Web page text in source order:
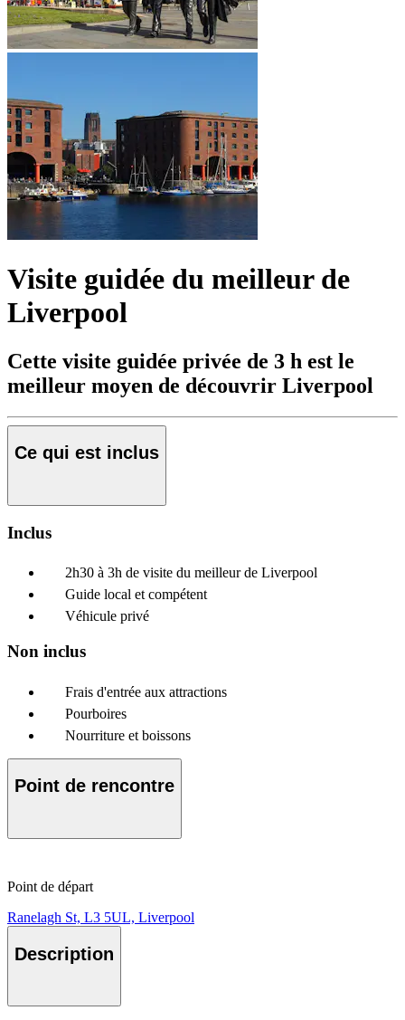
Visite guidée du meilleur de
Liverpool
Cette visite guidée privée de 3 h est le
meilleur moyen de découvrir Liverpool
Ce qui est inclus
Inclus
2h30 à 3h de visite du meilleur de Liverpool
Guide local et compétent
Véhicule privé
Non inclus
Frais d'entrée aux attractions
Pourboires
Nourriture et boissons
Point de rencontre
Point de départ
Ranelagh St, L3 5UL, Liverpool
Description